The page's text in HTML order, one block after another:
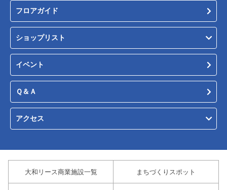
フロアガイド
ショップリスト
イベント
Ｑ＆Ａ
アクセス
大和リース商業施設一覧 まちづくりスポット